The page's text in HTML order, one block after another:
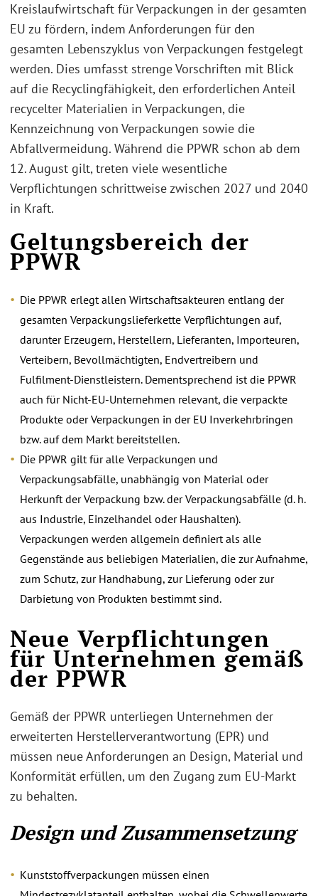
Kreislaufwirtschaft für Verpackungen in der gesamten
EU zu fördern, indem Anforderungen für den
gesamten Lebenszyklus von Verpackungen festgelegt
werden. Dies umfasst strenge Vorschriften mit Blick
auf die Recyclingfähigkeit, den erforderlichen Anteil
recycelter Materialien in Verpackungen, die
Kennzeichnung von Verpackungen sowie die
Abfallvermeidung. Während die PPWR schon ab dem
12. August gilt, treten viele wesentliche
Verpflichtungen schrittweise zwischen 2027 und 2040
in Kraft.
Geltungsbereich der
PPWR
Die PPWR erlegt allen Wirtschaftsakteuren entlang der
gesamten Verpackungslieferkette Verpflichtungen auf,
darunter Erzeugern, Herstellern, Lieferanten, Importeuren,
Verteibern, Bevollmächtigten, Endvertreibern und
Fulfilment-Dienstleistern. Dementsprechend ist die PPWR
auch für Nicht-EU-Unternehmen relevant, die verpackte
Produkte oder Verpackungen in der EU Inverkehrbringen
bzw. auf dem Markt bereitstellen.
Die PPWR gilt für alle Verpackungen und
Verpackungsabfälle, unabhängig von Material oder
Herkunft der Verpackung bzw. der Verpackungsabfälle (d. h.
aus Industrie, Einzelhandel oder Haushalten).
Verpackungen werden allgemein definiert als alle
Gegenstände aus beliebigen Materialien, die zur Aufnahme,
zum Schutz, zur Handhabung, zur Lieferung oder zur
Darbietung von Produkten bestimmt sind.
Neue Verpflichtungen
für Unternehmen gemäß
der PPWR
Gemäß der PPWR unterliegen Unternehmen der
erweiterten Herstellerverantwortung (EPR) und
müssen neue Anforderungen an Design, Material und
Konformität erfüllen, um den Zugang zum EU-Markt
zu behalten.
Design und Zusammensetzung
Kunststoffverpackungen müssen einen